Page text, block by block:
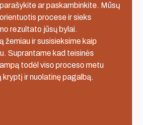
ar paskambinkite. Mūsų
procese ir sieks
rezultato jūsų bylai.
žemiau ir susisieksime kaip
Suprantame kad teisinės
todėl viso proceso metu
kryptį ir nuolatinę pagalbą.